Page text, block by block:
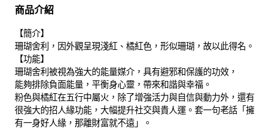
商品介紹
【簡介】
珊瑚舍利，因外觀呈現淺紅、橘紅色，形似珊瑚，故以此得名。
【功能】
珊瑚舍利被視為強大的能量媒介，具有避邪和保護的功效，
能夠排除負面能量，平衡身心靈，帶來和諧與幸福。
粉色與橘紅在五行中屬火，除了增強活力與自信與動力外，還有
很強大的招人緣功能，大幅提升社交與貴人運。套一句老話「擁
有一身好人緣，那離財富就不遠」。